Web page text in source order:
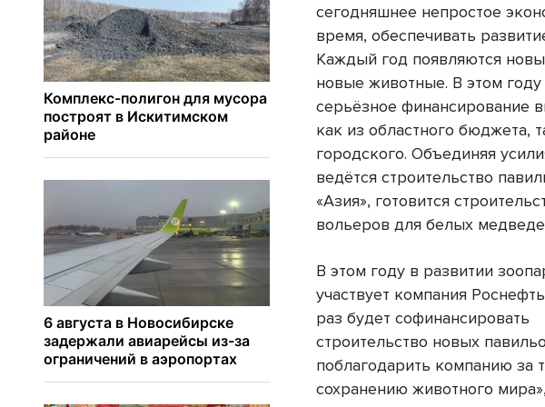
сегодняшнее непростое
время, обеспечивать
Каждый год появляются
новые животные. В этом году
серьёзное финансирование
как из областного бюджета,
городского. Объединяя
ведётся строительство
«Азия», готовится
вольеров для белых
В этом году в развитии
участвует компания
раз будет софинансировать
строительство новых
поблагодарить компанию за
сохранению животного